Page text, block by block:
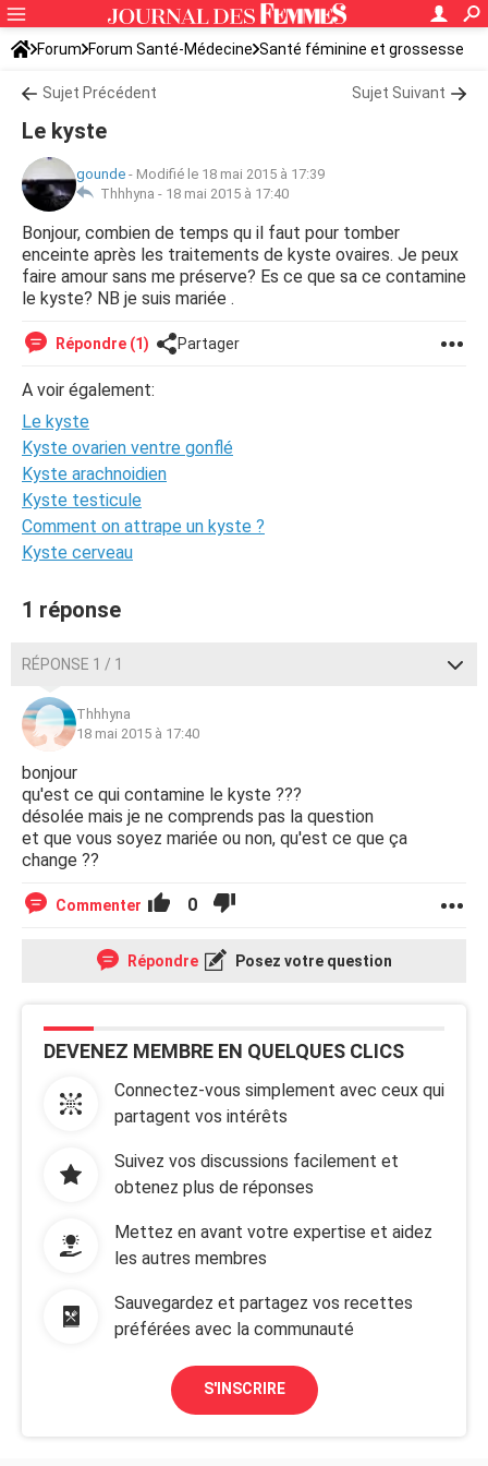
Forum Forum Santé-Médecine Santé féminine et grossesse
Ovulation
Sujet Précédent Sujet Suivant
Le kyste
gounde - Modifié le 18 mai 2015 à 17:39
Thhhyna - 18 mai 2015 à 17:40
Bonjour, combien de temps qu il faut pour tomber
enceinte après les traitements de kyste ovaires. Je peux
faire amour sans me préserve? Es ce que sa ce contamine
le kyste? NB je suis mariée .
Répondre (1) Partager
A voir également:
Le kyste
Kyste ovarien ventre gonflé
Kyste arachnoidien
Kyste testicule
Comment on attrape un kyste ?
Kyste cerveau
1 réponse
RÉPONSE 1 / 1
Thhhyna
18 mai 2015 à 17:40
bonjour
qu'est ce qui contamine le kyste ???
désolée mais je ne comprends pas la question
et que vous soyez mariée ou non, qu'est ce que ça
change ??
Commenter 0
Répondre Posez votre question
DEVENEZ MEMBRE EN QUELQUES CLICS
Connectez-vous simplement avec ceux qui
partagent vos intérêts
Suivez vos discussions facilement et
obtenez plus de réponses
Mettez en avant votre expertise et aidez
les autres membres
Sauvegardez et partagez vos recettes
préférées avec la communauté
S'INSCRIRE